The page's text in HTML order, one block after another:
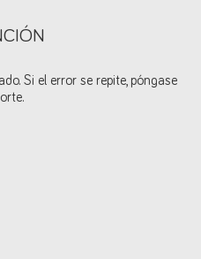
Si el error se repite, póngase